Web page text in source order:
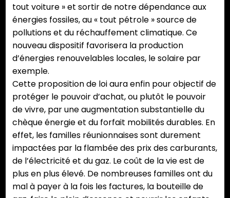
tout voiture » et sortir de notre dépendance aux
énergies fossiles, au « tout pétrole » source de
pollutions et du réchauffement climatique. Ce
nouveau dispositif favorisera la production
d’énergies renouvelables locales, le solaire par
exemple.
Cette proposition de loi aura enfin pour objectif de
protéger le pouvoir d’achat, ou plutôt le pouvoir
de vivre, par une augmentation substantielle du
chèque énergie et du forfait mobilités durables. En
effet, les familles réunionnaises sont durement
impactées par la flambée des prix des carburants,
de l’électricité et du gaz. Le coût de la vie est de
plus en plus élevé. De nombreuses familles ont du
mal à payer à la fois les factures, la bouteille de